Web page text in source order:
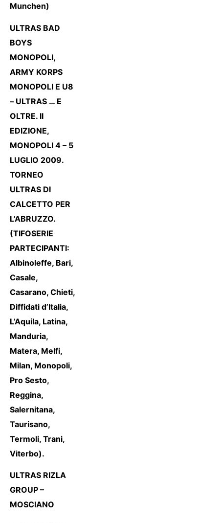
Munchen)
ULTRAS BAD
BOYS
MONOPOLI,
ARMY KORPS
MONOPOLI E U8
– ULTRAS … E
OLTRE. II
EDIZIONE,
MONOPOLI 4 – 5
LUGLIO 2009.
TORNEO
ULTRAS DI
CALCETTO PER
L’ABRUZZO.
(TIFOSERIE
PARTECIPANTI:
Albinoleffe, Bari,
Casale,
Casarano, Chieti,
Diffidati d’Italia,
L’Aquila, Latina,
Manduria,
Matera, Melfi,
Milan, Monopoli,
Pro Sesto,
Reggina,
Salernitana,
Taurisano,
Termoli, Trani,
Viterbo).
ULTRAS RIZLA
GROUP –
MOSCIANO